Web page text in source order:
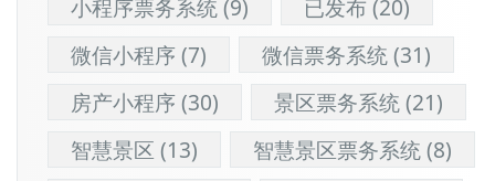
小程序票务系统(9) 已发布(20)
微信小程序(7) 微信票务系统(31)
房产小程序(30) 景区票务系统(21)
智慧景区 (13) 智慧景区票务系统(8)